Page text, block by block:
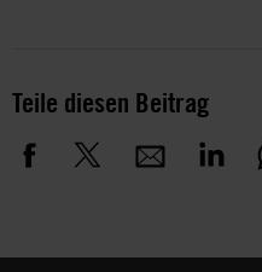
Teile diesen Beitrag